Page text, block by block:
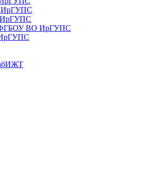
ИрГУПС
ИрГУПС
ФГБОУ ВО ИрГУПС
ИрГУПС